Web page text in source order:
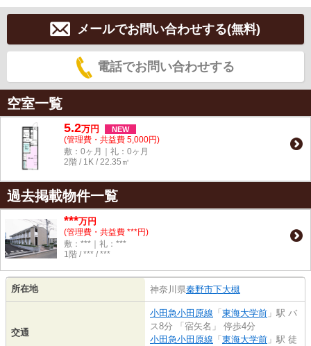
メールでお問い合わせする(無料)
電話でお問い合わせする
空室一覧
5.2万円 NEW
(管理費・共益費 5,000円)
敷：0ヶ月｜礼：0ヶ月
2階 / 1K / 22.35㎡
過去掲載物件一覧
***万円
(管理費・共益費 ***円)
敷：***｜礼：***
1階 / *** / ***
所在地 神奈川県秦野市下大槻
交通
小田急小田原線 「 東海大学前 」駅 バ
ス8分 「宿矢名」 停歩4分
小田急小田原線 「 東海大学前 」駅 徒